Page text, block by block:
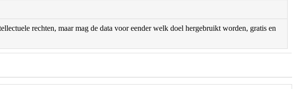
rechten, maar mag de data voor eender welk doel hergebruikt worden, gratis en